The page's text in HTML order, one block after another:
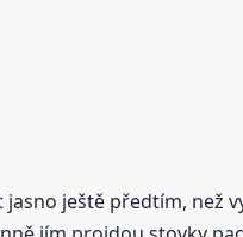
ještě předtím, než